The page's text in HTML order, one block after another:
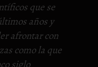
que se
años y
afrontar con
como la que